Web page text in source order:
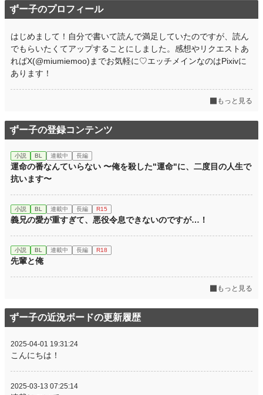
初回完結日時 2024.08.04 14:02
133 pt (30,281 位)
月間ポイント 441 pt (36,944 位)
年間ポイント
累計ポイント 99,137 pt (30,581 位)
ずー子のプロフィール
はじめまして！自分で書いて読んで満足していたのですが、読ん
でもらいたくてアップすることにしました。感想やリクエストあ
ればX(@miumiemoo)までお気軽に♡エッチメインなのはPixivに
あります！
もっと見る
ずー子の登録コンテンツ
小説 BL 連載中 長編
運命の番なんていらない 〜俺を殺した"運命"に、二度目の人生で
抗います〜
小説 BL 連載中 長編 R15
義兄の愛が重すぎて、悪役令息できないのですが…！
小説 BL 連載中 長編 R18
先輩と俺
もっと見る
ずー子の近況ボードの更新履歴
2025-04-01 19:31:24
こんにちは！
2025-03-13 07:25:14